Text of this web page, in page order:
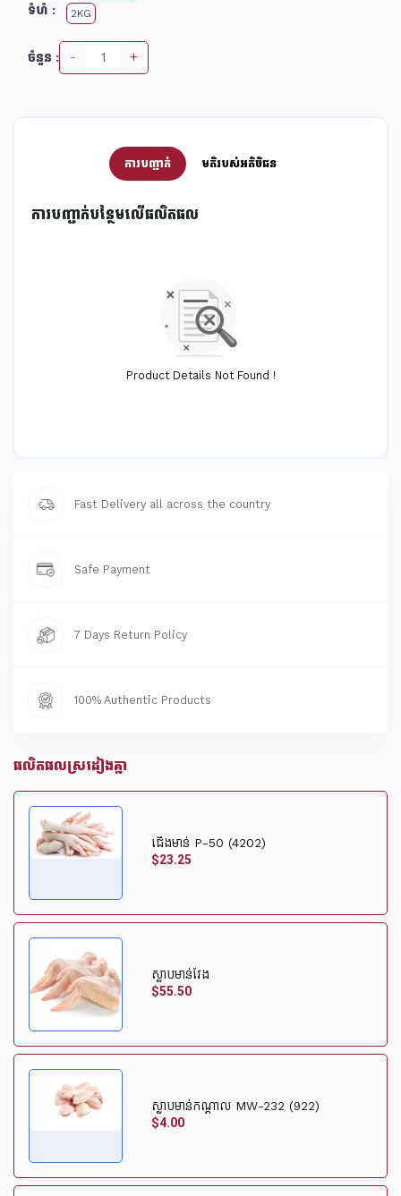
ទំហំ : 2KG
ចំនួន : - +
ការបញ្ជាក់ មតិរបស់អតិថិជន
ការ​បញ្ជាក់​បន្ថែមលើផលិតផល
Product Details Not Found !
Fast Delivery all across the country
Safe Payment
7 Days Return Policy
100% Authentic Products
ផលិតផលស្រដៀងគ្នា
ជើងមាន់ P-50 (4202)
$23.25
ស្លាបមាន់វែង
$55.50
ស្លាបមាន់កណ្តាល MW-232 (922)
$4.00